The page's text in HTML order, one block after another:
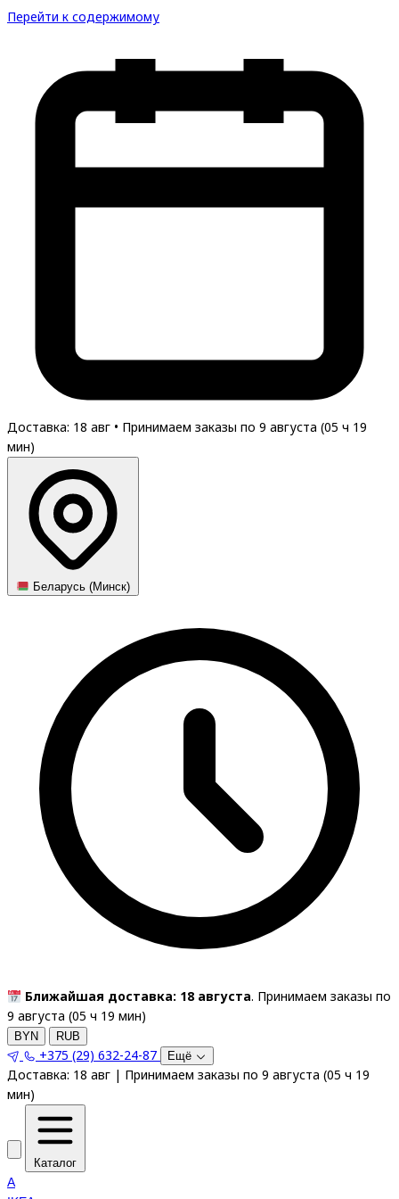
Перейти к содержимому
Доставка: 18 авг • Принимаем заказы по 9 августа (05 ч 19
мин)
Беларусь (Минск)
Ближайшая доставка: 18 августа. Принимаем заказы по
9 августа (05 ч 19 мин)
BYN RUB
+375 (29) 632-24-87 Ещё
Доставка: 18 авг | Принимаем заказы по 9 августа (05 ч 19
мин)
Каталог
A